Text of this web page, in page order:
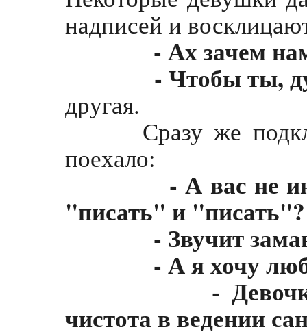
надписей и
- Ах зачем
- Чтобы ты,
другая.
Сразу же
поехало:
- А вас не
"писать" и "писать"?
- Звучит
- А я хочу
-
чистота в ведении